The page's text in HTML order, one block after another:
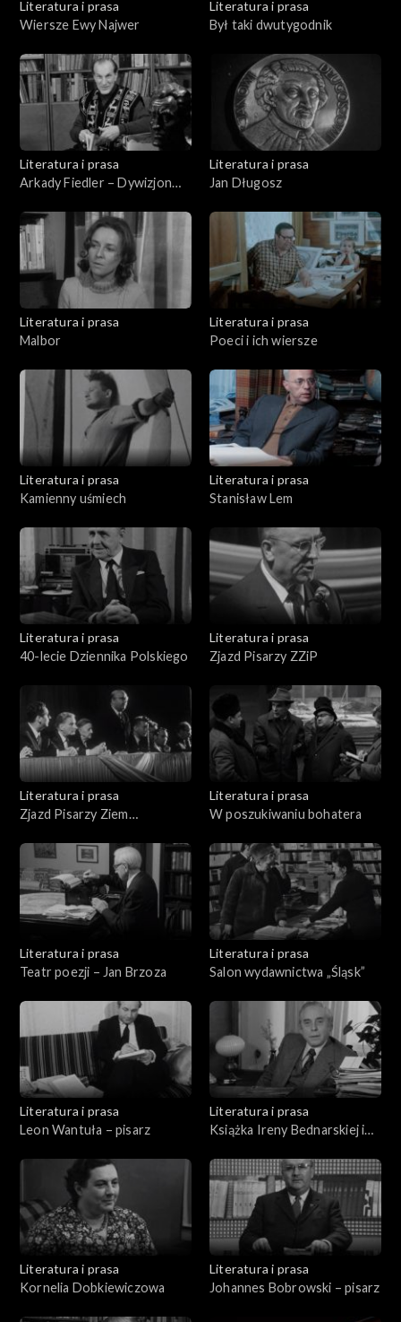
Literatura i prasa
Wiersze Ewy Najwer
Literatura i prasa
Był taki dwutygodnik
Literatura i prasa
Arkady Fiedler – Dywizjon
Literatura i prasa
Jan Długosz
Literatura i prasa
Malbor
Literatura i prasa
Poeci i ich wiersze
Literatura i prasa
Kamienny uśmiech
Literatura i prasa
Stanisław Lem
Literatura i prasa
40-lecie Dziennika Polskiego
Literatura i prasa
Zjazd Pisarzy ZZiP
Literatura i prasa
Zjazd Pisarzy Ziem
Literatura i prasa
W poszukiwaniu bohatera
Literatura i prasa
Teatr poezji – Jan Brzoza
Literatura i prasa
Salon wydawnictwa „Śląsk”
Literatura i prasa
Leon Wantuła – pisarz
Literatura i prasa
Książka Ireny Bednarskiej i
Literatura i prasa
Kornelia Dobkiewiczowa
Literatura i prasa
Johannes Bobrowski – pisarz